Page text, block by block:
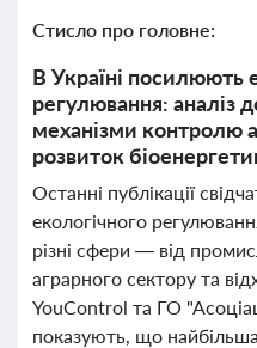
Стисло про головне:
В Україні посилюють
регулювання: аналіз
механізми контролю
розвиток
Останні публікації
екологічного
різні сфери — від
аграрного сектору та
YouControl та ГО
показують, що найбільша